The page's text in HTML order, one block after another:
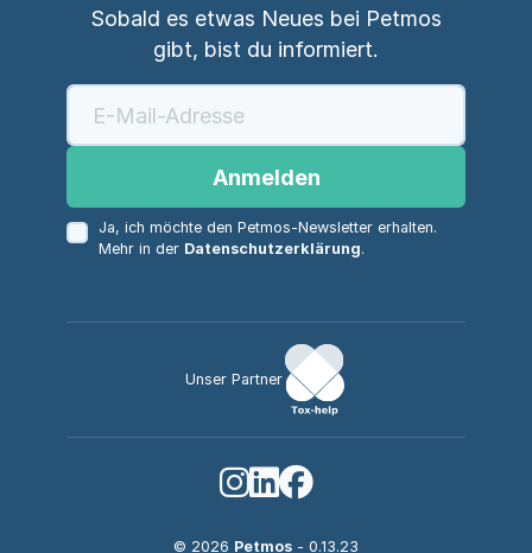
Sobald es etwas Neues bei Petmos
gibt, bist du informiert.
Anmelden
Ja, ich möchte den Petmos-Newsletter erhalten.
Mehr in der Datenschutzerklärung.
Unser Partner
© 2026 Petmos - 0.13.23